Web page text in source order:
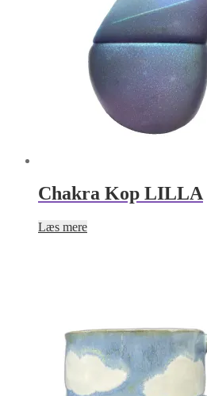
Chakra Kop LILLA
Læs mere